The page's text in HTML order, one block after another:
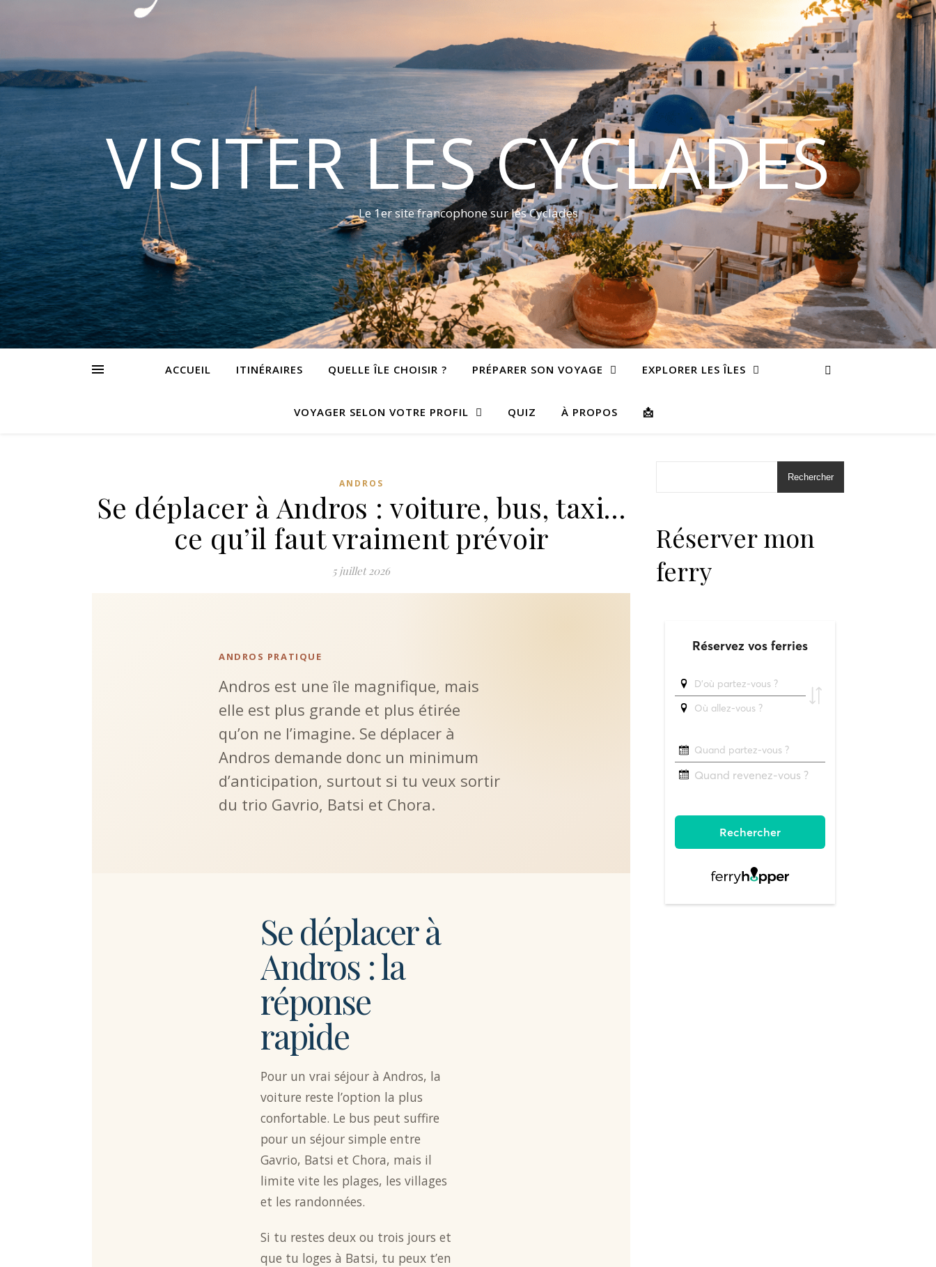
VISITER LES CYCLADES
Le 1er site francophone sur les Cyclades
ACCUEIL ITINÉRAIRES QUELLE ÎLE CHOISIR ? PRÉPARER SON VOYAGE EXPLORER LES ÎLES
VOYAGER SELON VOTRE PROFIL QUIZ À PROPOS 📩
ANDROS
Se déplacer à Andros : voiture, bus, taxi…
ce qu’il faut vraiment prévoir
5 juillet 2026
ANDROS PRATIQUE
Andros est une île magnifique, mais
elle est plus grande et plus étirée
qu’on ne l’imagine. Se déplacer à
Andros demande donc un minimum
d’anticipation, surtout si tu veux sortir
du trio Gavrio, Batsi et Chora.
Se déplacer à
Andros : la
réponse
rapide
Pour un vrai séjour à Andros, la
voiture reste l’option la plus
confortable. Le bus peut suffire
pour un séjour simple entre
Gavrio, Batsi et Chora, mais il
limite vite les plages, les villages
et les randonnées.
Si tu restes deux ou trois jours et
que tu loges à Batsi, tu peux t’en
Rechercher
Réserver mon
ferry